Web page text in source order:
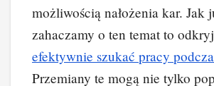
możliwością nałożenia kar. Jak
zahaczamy o ten temat to
efektywnie szukać pracy
Przemiany te mogą nie tylko